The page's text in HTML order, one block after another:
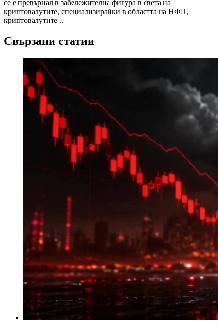
се е превърнал в забележителна фигура в света на
криптовалутите, специализирайки в областта на НФП,
криптовалутите ..
Свързани статии